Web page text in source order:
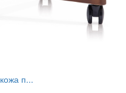
п...